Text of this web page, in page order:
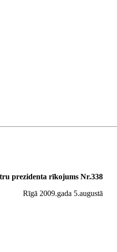
prezidenta rīkojums Nr.338
Rīgā 2009.gada 5.augustā